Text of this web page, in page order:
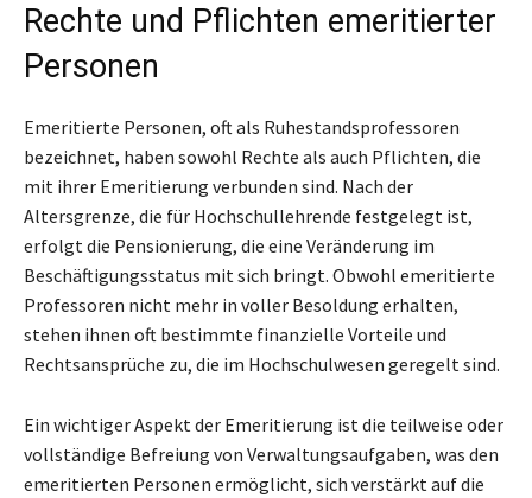
Rechte und Pflichten emeritierter
Personen
Emeritierte Personen, oft als Ruhestandsprofessoren
bezeichnet, haben sowohl Rechte als auch Pflichten, die
mit ihrer Emeritierung verbunden sind. Nach der
Altersgrenze, die für Hochschullehrende festgelegt ist,
erfolgt die Pensionierung, die eine Veränderung im
Beschäftigungsstatus mit sich bringt. Obwohl emeritierte
Professoren nicht mehr in voller Besoldung erhalten,
stehen ihnen oft bestimmte finanzielle Vorteile und
Rechtsansprüche zu, die im Hochschulwesen geregelt sind.
Ein wichtiger Aspekt der Emeritierung ist die teilweise oder
vollständige Befreiung von Verwaltungsaufgaben, was den
emeritierten Personen ermöglicht, sich verstärkt auf die